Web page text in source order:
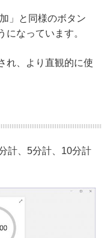
」と同様のボタン
になっています。
れ、より直観的に使
計、5分計、10分計